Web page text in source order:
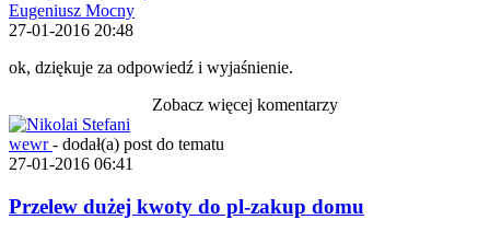
Eugeniusz Mocny
27-01-2016 20:48
ok, dziękuje za odpowiedź i wyjaśnienie.
Zobacz więcej komentarzy
wewr- dodał(a) post do tematu
27-01-2016 06:41
Przelew dużej kwoty do pl-zakup domu